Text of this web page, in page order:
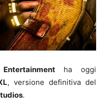
ha oggi
, versione definitiva del
.